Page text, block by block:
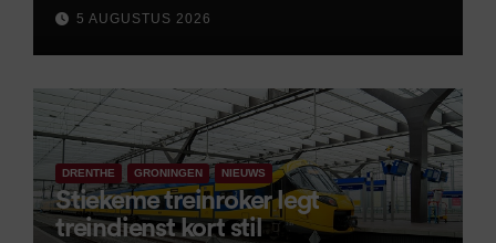
5 AUGUSTUS 2026
DRENTHE GRONINGEN NIEUWS
Stiekeme treinroker legt
treindienst kort stil